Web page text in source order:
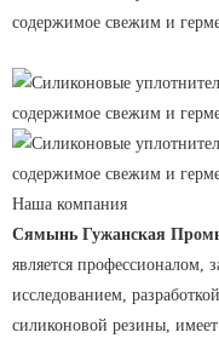
Наша компания
Сямынь Гужанская
является
исследованием,
силиконовой резины,